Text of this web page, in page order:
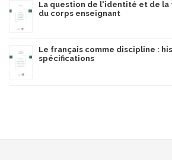
La question de l'identité et de
du corps enseignant
Le français comme discipline :
spécifications